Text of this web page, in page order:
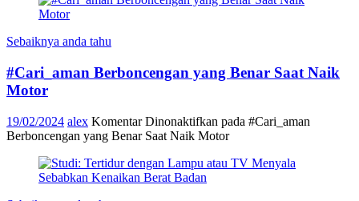
Sebaiknya anda tahu
#Cari_aman Berboncengan yang Benar Saat Naik
Motor
19/02/2024 alex Komentar Dinonaktifkan pada #Cari_aman
Berboncengan yang Benar Saat Naik Motor